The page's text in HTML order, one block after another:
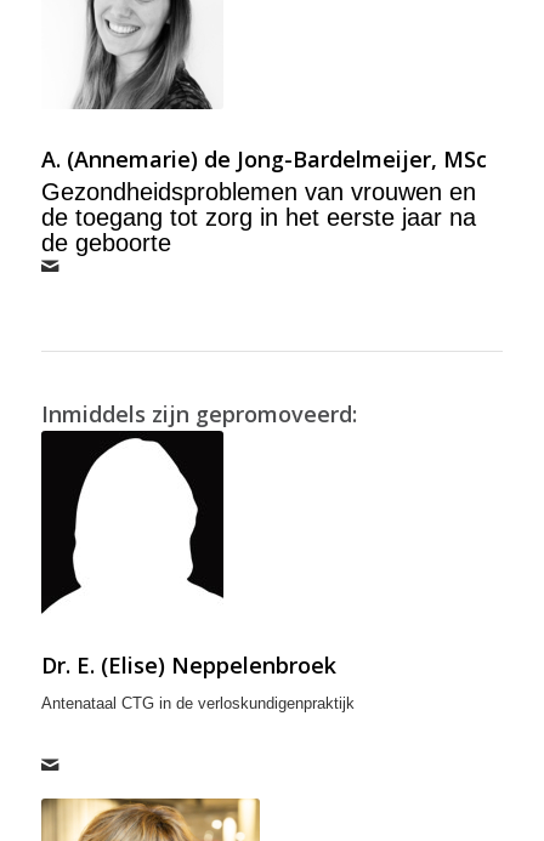
A. (Annemarie) de Jong-Bardelmeijer, MSc
Gezondheidsproblemen van vrouwen en
de toegang tot zorg in het eerste jaar na
de geboorte
Inmiddels zijn gepromoveerd:
Dr. E. (Elise) Neppelenbroek
Antenataal CTG in de verloskundigenpraktijk